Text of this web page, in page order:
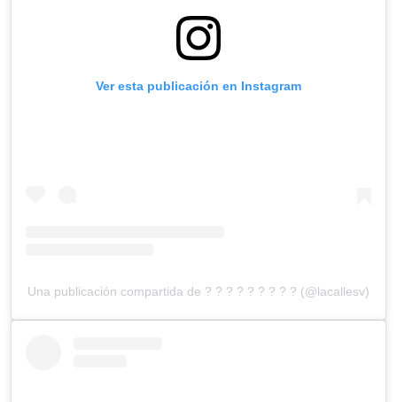
Ver esta publicación en Instagram
Una publicación compartida de ? ? ? ? ? ? ? ? ? (@lacallesv)